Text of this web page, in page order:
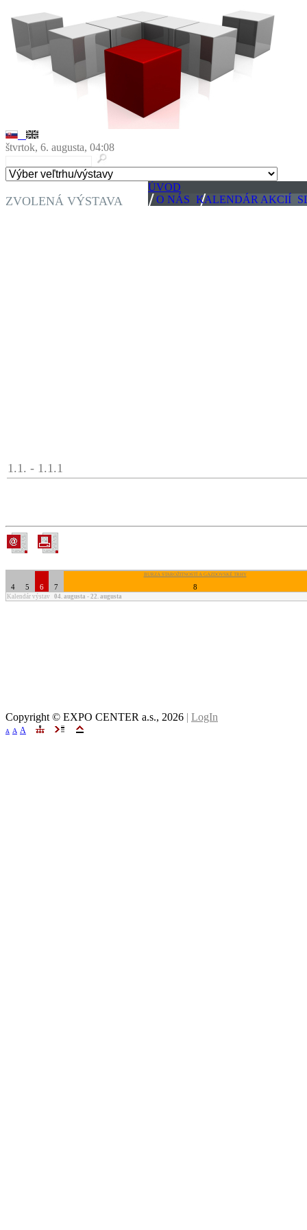
štvrtok, 6. augusta, 04:08
ÚVOD
O NÁS KALENDÁR AKCIÍ
ZVOLENÁ VÝSTAVA
1.1. - 1.1.1
4 5 6 7
BURZA STAROŽITNOSTÍ A GAZDOVSKÉ TRHY
8
Kalendár výstav 04. augusta - 22. augusta
Copyright © EXPO CENTER a.s., 2026 | LogIn
A A A